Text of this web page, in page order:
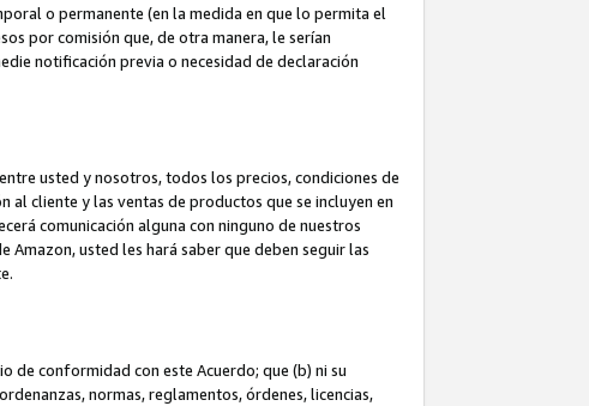
o permanente (en la medida en que lo permita el
por comisión que, de otra manera, le serían
notificación previa o necesidad de declaración
usted y nosotros, todos los precios, condiciones de
cliente y las ventas de productos que se incluyen en
comunicación alguna con ninguno de nuestros
Amazon, usted les hará saber que deben seguir las
de conformidad con este Acuerdo; que (b) ni su
normas, reglamentos, órdenes, licencias,